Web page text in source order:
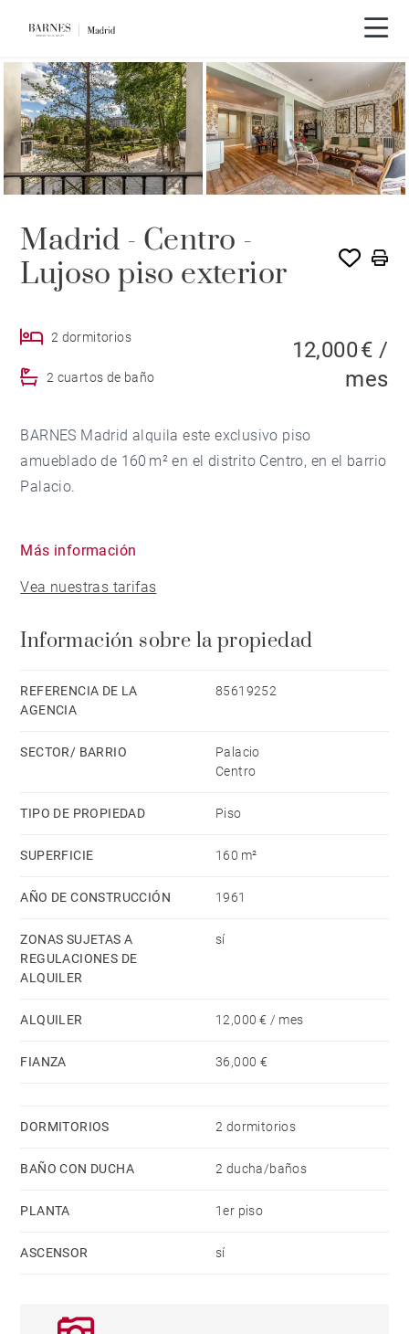
Madrid - Centro -
Lujoso piso exterior
2 dormitorios
2 cuartos de baño
12,000 € /
mes
BARNES Madrid alquila este exclusivo piso
amueblado de 160 m² en el distrito Centro, en el barrio
Palacio.
luminosidad y una conexión directa con el entorno
electrodomésticos modernos, se integra con estilo y
La zona de descanso se compone de dos generosos
dormitorios y dos cuartos de baño, todo ello
distribuido para ofrecer confort y privacidad. Entre sus
calefacción central y el aire acondicionado.
(consultar disponibilidad y condiciones).
Para más información, puede consultar nuestra
página web https://www.barnes-madrid.com/es,
exclusivos en Centro, así como consultar otras
Más información
Vea nuestras tarifas
Información sobre la propiedad
REFERENCIA DE LA
AGENCIA
85619252
SECTOR/ BARRIO
Palacio
Centro
TIPO DE PROPIEDAD Piso
SUPERFICIE 160 m²
AÑO DE CONSTRUCCIÓN 1961
ZONAS SUJETAS A
REGULACIONES DE
ALQUILER
sí
ALQUILER 12,000 € / mes
FIANZA 36,000 €
DORMITORIOS 2 dormitorios
BAÑO CON DUCHA 2 ducha/baños
PLANTA 1er piso
ASCENSOR sí